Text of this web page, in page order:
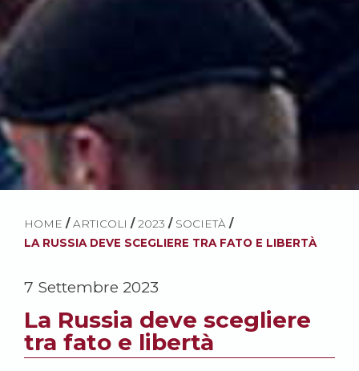
HOME / ARTICOLI / 2023 / SOCIETÀ /
LA RUSSIA DEVE SCEGLIERE TRA FATO E LIBERTÀ
7 Settembre 2023
La Russia deve scegliere
tra fato e libertà